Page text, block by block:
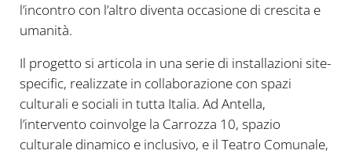
l’incontro con l’altro diventa occasione di crescita e
umanità.
Il progetto si articola in una serie di installazioni site-
specific, realizzate in collaborazione con spazi
culturali e sociali in tutta Italia. Ad Antella,
l’intervento coinvolge la Carrozza 10, spazio
culturale dinamico e inclusivo, e il Teatro Comunale,